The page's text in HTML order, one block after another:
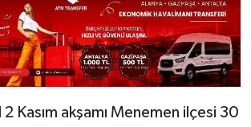
2 Kasım akşamı Menemen ilçesi 30